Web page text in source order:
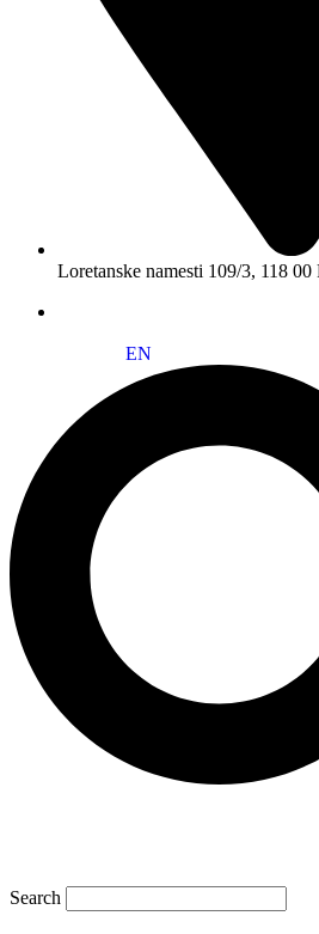
Loretanske namesti 109/3, 118 00
EN
Search